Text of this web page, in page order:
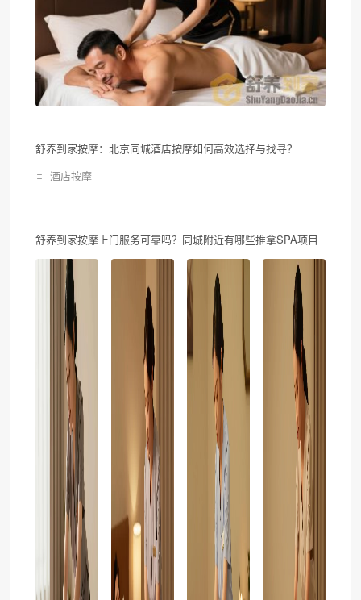
舒养到家按摩：北京同城酒店按摩如何高效选择与找寻？
酒店按摩
舒养到家按摩上门服务可靠吗？同城附近有哪些推拿SPA项目